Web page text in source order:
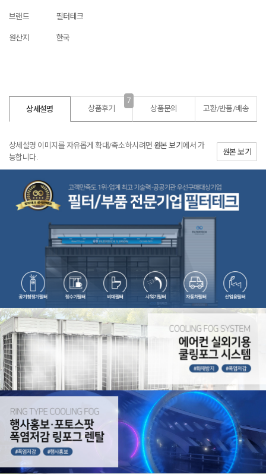
브랜드 필터테크
원산지 한국
상세설명 상품후기
7
상품문의 교환/반품/배송
상세설명 이미지를 자유롭게 확대/축소하시려면 원본 보기 에서 가
능합니다.
원본 보기